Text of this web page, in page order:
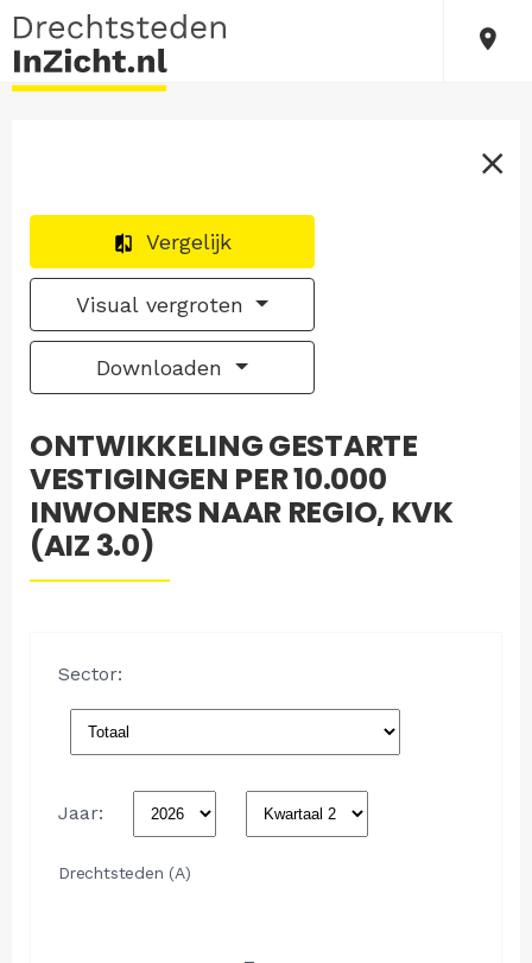
Vergelijk
Visual vergroten
Downloaden
ONTWIKKELING GESTARTE
VESTIGINGEN PER 10.000
INWONERS NAAR REGIO, KVK
(AIZ 3.0)